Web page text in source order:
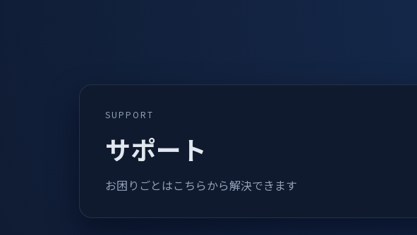
SUPPORT
サポート
お困りごとはこちらから解決できます